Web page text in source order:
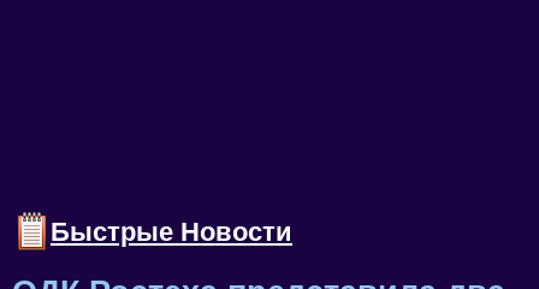
Быстрые Новости